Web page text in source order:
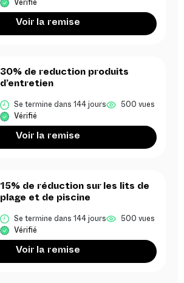
Vérifié
Voir la remise
30% de reduction produits
d’entretien
Se termine dans 144 jours 500 vues
Vérifié
Voir la remise
15% de réduction sur les lits de
plage et de piscine
Se termine dans 144 jours 500 vues
Vérifié
Voir la remise